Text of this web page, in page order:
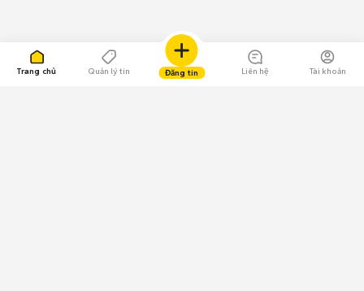
Trang chủ Quản lý tin Đăng tin Liên hệ Tài khoản